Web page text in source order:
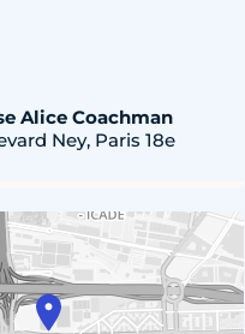
Alice Coachman
Ney, Paris 18e